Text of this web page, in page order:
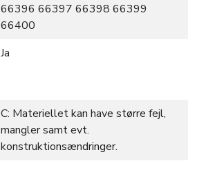
66396 66397 66398 66399
66400
Ja
C: Materiellet kan have større fejl,
mangler samt evt.
konstruktionsændringer.